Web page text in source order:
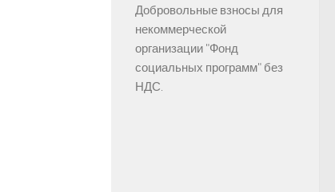
Добровольные взносы для
некоммерческой
организации "Фонд
социальных программ" без
НДС.